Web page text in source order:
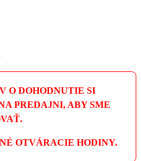
O DOHODNUTIE SI
PREDAJNI, ABY SME
OTVÁRACIE HODINY.